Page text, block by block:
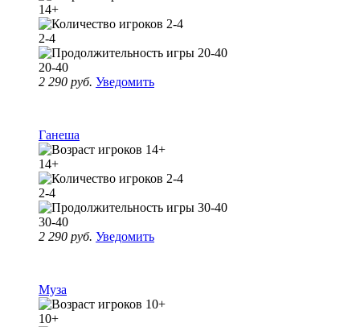
14+
2-4
20-40
2 290 руб. Уведомить
Ганеша
14+
2-4
30-40
2 290 руб. Уведомить
Муза
10+